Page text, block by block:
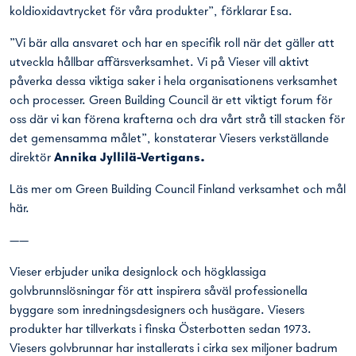
koldioxidavtrycket för våra produkter”, förklarar Esa.
”Vi bär alla ansvaret och har en specifik roll när det gäller att
utveckla hållbar affärsverksamhet. Vi på Vieser vill aktivt
påverka dessa viktiga saker i hela organisationens verksamhet
och processer. Green Building Council är ett viktigt forum för
oss där vi kan förena krafterna och dra vårt strå till stacken för
det gemensamma målet”, konstaterar Viesers verkställande
direktör Annika Jyllilä-Vertigans.
Läs mer om Green Building Council Finland verksamhet och mål
här.
——
Vieser erbjuder unika designlock och högklassiga
golvbrunnslösningar för att inspirera såväl professionella
byggare som inredningsdesigners och husägare. Viesers
produkter har tillverkats i finska Österbotten sedan 1973.
Viesers golvbrunnar har installerats i cirka sex miljoner badrum